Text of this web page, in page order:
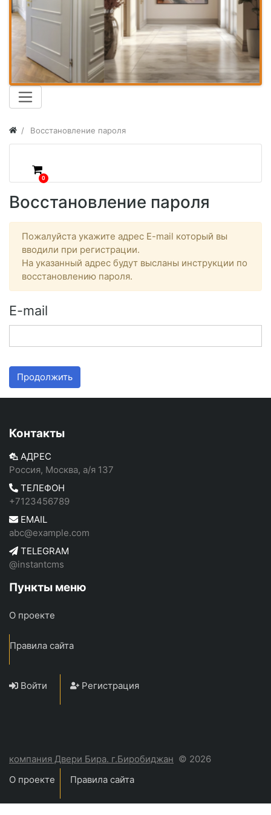
Восстановление пароля
0
Восстановление пароля
Пожалуйста укажите адрес E-mail который вы
вводили при регистрации.
На указанный адрес будут высланы инструкции по
восстановлению пароля.
E-mail
Продолжить
Контакты
АДРЕС
Россия, Москва, а/я 137
ТЕЛЕФОН
+7123456789
EMAIL
abc@example.com
TELEGRAM
@instantcms
Пункты меню
О проекте
Правила сайта
Войти Регистрация
компания Двери Бира. г.Биробиджан © 2026
О проекте
Правила сайта